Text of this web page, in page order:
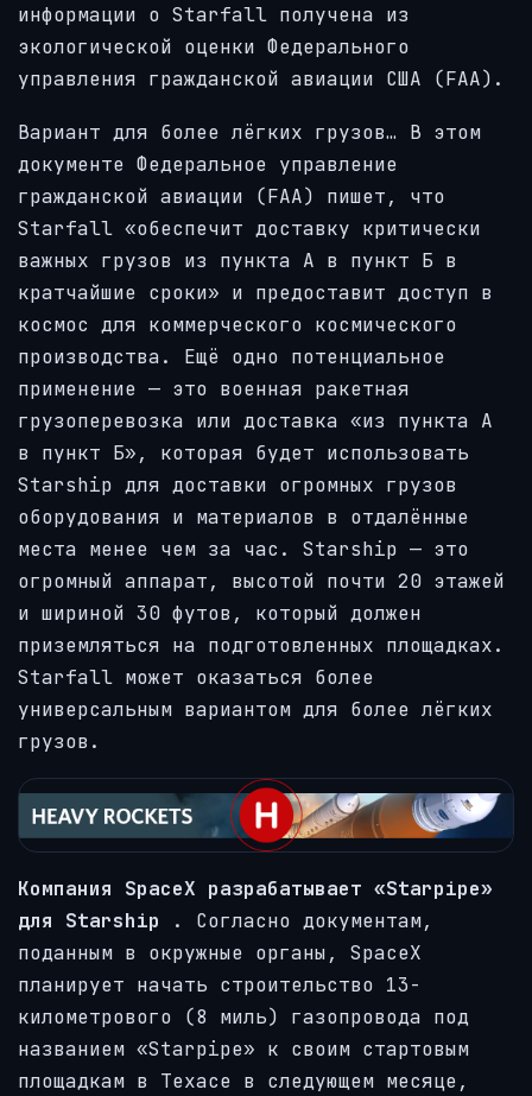
информации о Starfall получена из
экологической оценки Федерального
управления гражданской авиации США (FAA).
Вариант для более лёгких грузов… В этом
документе Федеральное управление
гражданской авиации (FAA) пишет, что
Starfall «обеспечит доставку критически
важных грузов из пункта А в пункт Б в
кратчайшие сроки» и предоставит доступ в
космос для коммерческого космического
производства. Ещё одно потенциальное
применение — это военная ракетная
грузоперевозка или доставка «из пункта А
в пункт Б», которая будет использовать
Starship для доставки огромных грузов
оборудования и материалов в отдалённые
места менее чем за час. Starship — это
огромный аппарат, высотой почти 20 этажей
и шириной 30 футов, который должен
приземляться на подготовленных площадках.
Starfall может оказаться более
универсальным вариантом для более лёгких
грузов.
Компания SpaceX разрабатывает «Starpipe»
для Starship . Согласно документам,
поданным в окружные органы, SpaceX
планирует начать строительство 13-
километрового (8 миль) газопровода под
названием «Starpipe» к своим стартовым
площадкам в Техасе в следующем месяце,